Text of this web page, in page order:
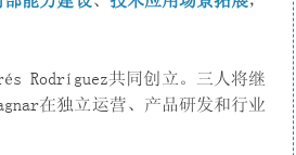
Rodríguez共同创立。三人将继
在独立运营、产品研发和行业